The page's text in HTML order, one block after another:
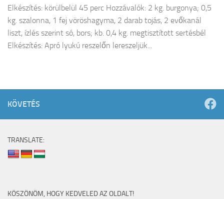
Elkészítés: körülbelül 45 perc Hozzávalók: 2 kg. burgonya; 0,5
kg. szalonna, 1 fej vöröshagyma, 2 darab tojás, 2 evőkanál
liszt, ízlés szerint só, bors; kb. 0,4 kg. megtisztított sertésbél
Elkészítés: Apró lyukú reszelőn lereszeljük...
KÖVETÉS
TRANSLATE:
KÖSZÖNÖM, HOGY KEDVELED AZ OLDALT!